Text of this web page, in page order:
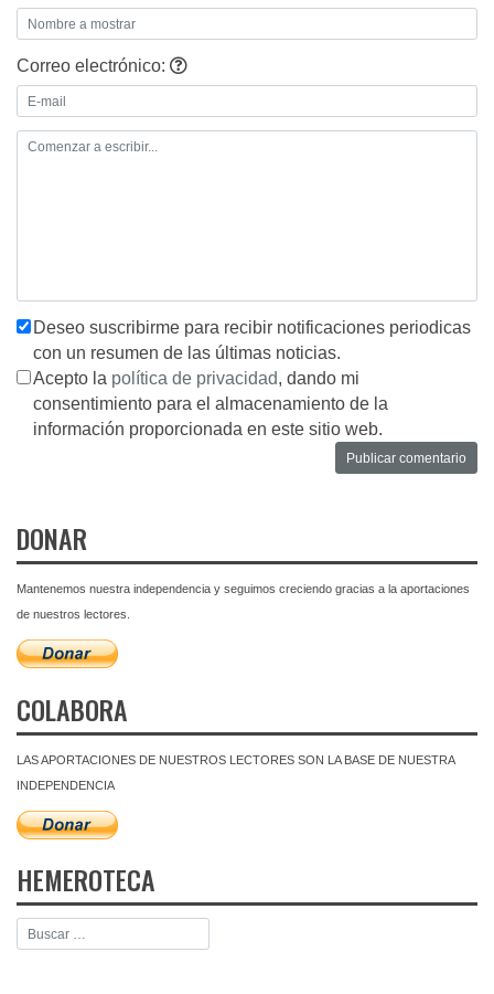
Correo electrónico:
Deseo suscribirme para recibir notificaciones periodicas
con un resumen de las últimas noticias.
Acepto la política de privacidad, dando mi
consentimiento para el almacenamiento de la
información proporcionada en este sitio web.
DONAR
Mantenemos nuestra independencia y seguimos creciendo gracias a la aportaciones
de nuestros lectores.
COLABORA
LAS APORTACIONES DE NUESTROS LECTORES SON LA BASE DE NUESTRA
INDEPENDENCIA
HEMEROTECA